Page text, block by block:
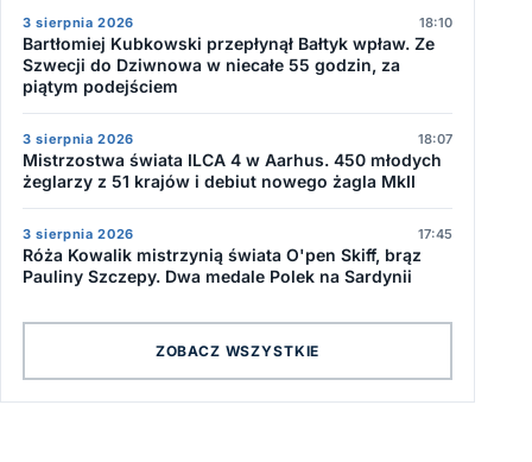
3 sierpnia 2026 18:10
Bartłomiej Kubkowski przepłynął Bałtyk wpław. Ze
Szwecji do Dziwnowa w niecałe 55 godzin, za
piątym podejściem
3 sierpnia 2026 18:07
Mistrzostwa świata ILCA 4 w Aarhus. 450 młodych
żeglarzy z 51 krajów i debiut nowego żagla MkII
3 sierpnia 2026 17:45
Róża Kowalik mistrzynią świata O'pen Skiff, brąz
Pauliny Szczepy. Dwa medale Polek na Sardynii
ZOBACZ WSZYSTKIE